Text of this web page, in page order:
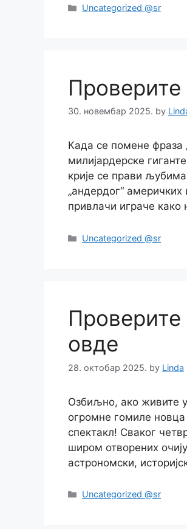
Categories
Uncategorized @sr
30. новембар 2025. by
Када се помене фраза
милијардерске
крије се прави
„андердог“
привлачи играче
Categories
Uncategorized @sr
Проверите
овде
28. октобар 2025. by Linda
Озбиљно, ако живите у
огромне гомиле новца
спектакл! Сваког
широм отворених
астрономски,
Categories
Uncategorized @sr